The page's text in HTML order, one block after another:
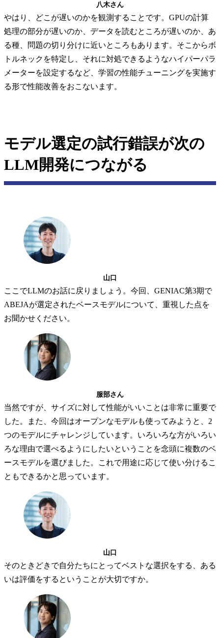
八木さん
やはり、どこが遅いのかを観測することです。GPUの計算
処理の部分が遅いのか、データを読むところが遅いのか、あ
る種、問題の切り分けに近いところもあります。そこからボ
トルネックを特定し、それに対処できるようなハイパーパラ
メーターを設定するなど、学習の性能チューニングを実施す
る形で性能改善をおこないます。
モデル選定の試行錯誤が次の
LLM開発につながる
山口
ここでLLMのお話に戻りましょう。今回、GENIAC第3期で
ABEJAが選定されたベースモデルについて、重視した点を
お聞かせください。
服部さん
当然ですが、サイズに対して性能がいいことは非常に重要で
した。また、今回はオープンなモデルも使ってみようと、2
つのモデルにチャレンジしています。いろいろな方がいろい
ろな理由で選べるようにしたいということを念頭に複数のベ
ースモデルを選びました。これで用途に応じて使い分けるこ
ともできるかと思っています。
山口
そのときどきで自分たちにとってベストな選択をする、ある
いは評価をするということが大切ですか。